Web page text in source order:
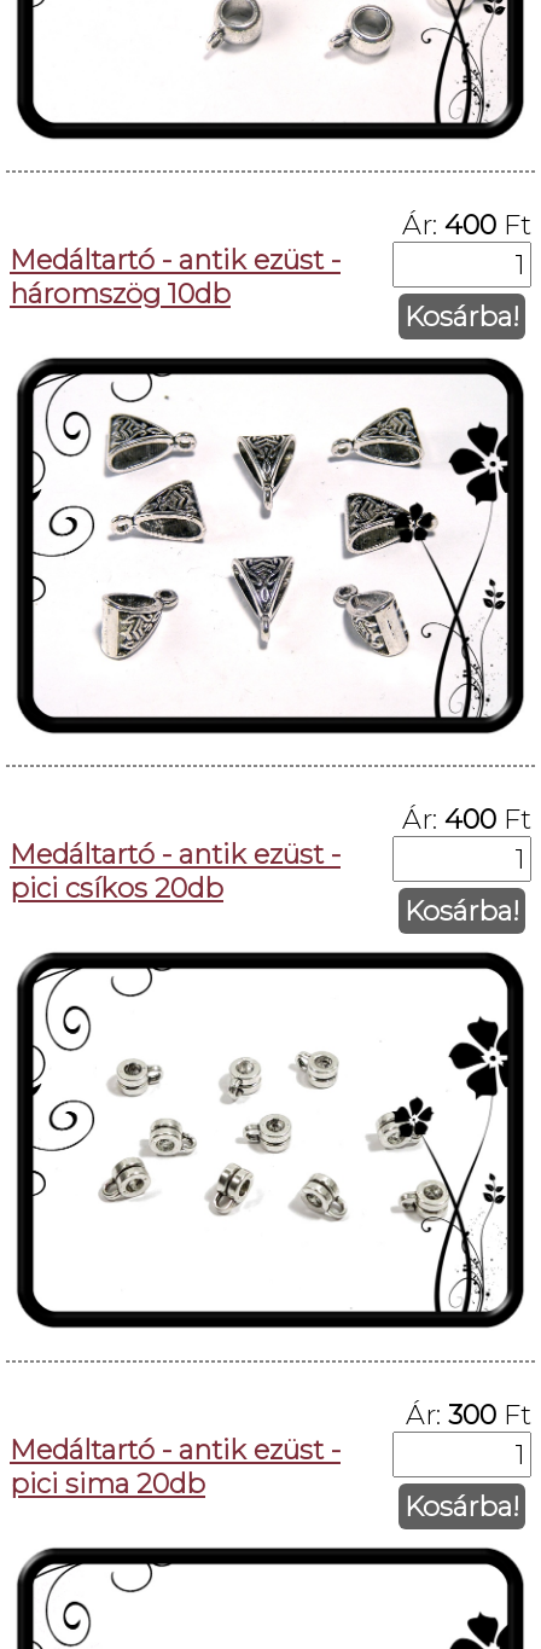
Medáltartó - antik ezüst -
háromszög 10db
Ár: 400 Ft
Kosárba!
Medáltartó - antik ezüst -
pici csíkos 20db
Ár: 400 Ft
Kosárba!
Medáltartó - antik ezüst -
pici sima 20db
Ár: 300 Ft
Kosárba!